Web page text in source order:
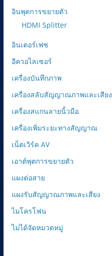
อินพุตการขยายตัว
HDMI Splitter
อินเตอร์เฟซ
อีควอไลเซอร์
เครื่องบันทึกภาพ
เครื่องสลับสัญญาณภาพและเสียง
เครื่องสแกนลายนิ้วมือ
เครื่องเพิ่มระยะทางสัญญาณ
เน็ตเวิร์ค AV
เอาต์พุตการขยายตัว
แผงต่อสาย
แผงรับสัญญาณภาพและเสียง
ไมโครโฟน
ไม่ได้จัดหมวดหมู่